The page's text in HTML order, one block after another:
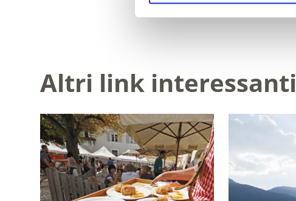
Altri link interessanti